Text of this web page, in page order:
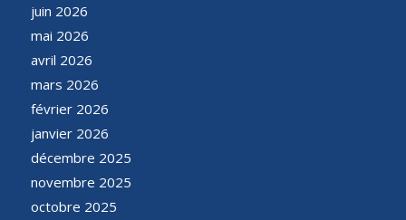
juin 2026
mai 2026
avril 2026
mars 2026
février 2026
janvier 2026
décembre 2025
novembre 2025
octobre 2025